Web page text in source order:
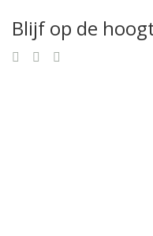
Blijf op de